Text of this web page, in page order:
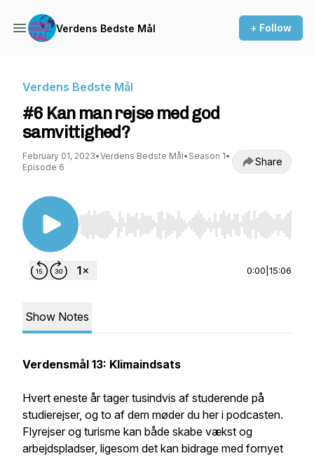
Verdens Bedste Mål + Follow
Verdens Bedste Mål
#6 Kan man rejse med god
samvittighed?
February 01, 2023•Verdens Bedste Mål• Season 1•
Episode 6
Share
Use Left/Right to seek, Home/End to jump to
0:00 15:06
Show Notes
Verdensmål 13: Klimaindsats
Hvert eneste år tager tusindvis af studerende på
studierejser, og to af dem møder du her i podcasten.
Flyrejser og turisme kan både skabe vækst og
arbejdspladser, ligesom det kan bidrage med fornyet